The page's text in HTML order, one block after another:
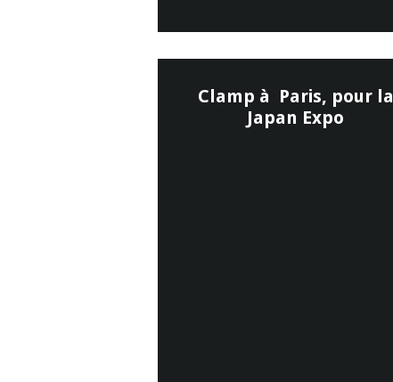
Clamp à Paris, pour la
Japan Expo